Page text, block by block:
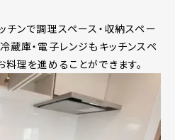
チンで調理スペース・収納スペー
蔵庫・電子レンジもキッチンスペ
理を進めることができます。